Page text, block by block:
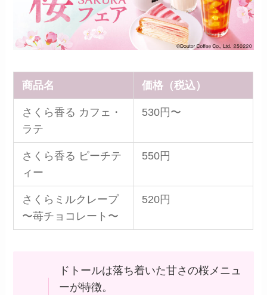
商品名 価格（税込）
さくら香る カフェ・
ラテ
530円〜
さくら香る ピーチテ
ィー
550円
さくらミルクレープ
〜苺チョコレート〜
520円
ドトールは落ち着いた甘さの桜メニュ
ーが特徴。